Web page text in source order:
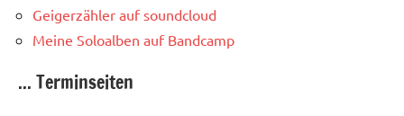
Geigerzähler auf soundcloud
Meine Soloalben auf Bandcamp
... Terminseiten